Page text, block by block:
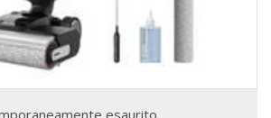
esaurito